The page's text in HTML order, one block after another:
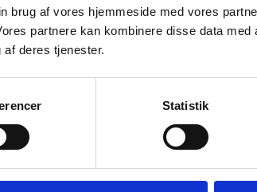
brug af vores hjemmeside med vores
partnere kan kombinere disse data med
deres tjenester.
Statistik